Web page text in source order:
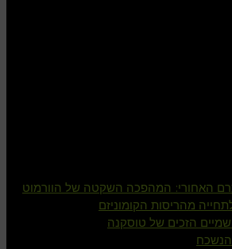
האחורי: המהפכה השקטה של הוורמוט
מהריסות הקומוניזם
הזכים של טוסקנה
הנשכח